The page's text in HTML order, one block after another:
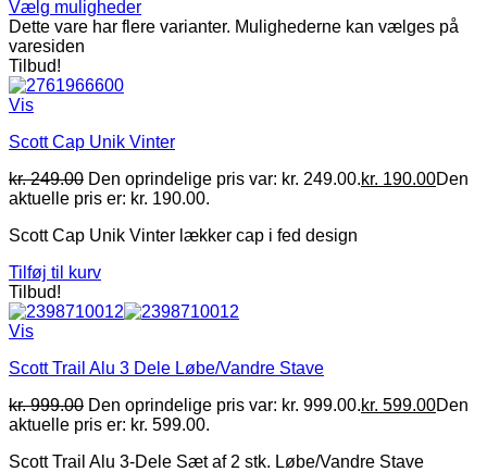
Vælg muligheder
Dette vare har flere varianter. Mulighederne kan vælges på
varesiden
Tilbud!
Vis
Scott Cap Unik Vinter
kr.249.00 Den oprindelige pris var: kr. 249.00.kr. 190.00Den
aktuelle pris er: kr. 190.00.
Scott Cap Unik Vinter lækker cap i fed design
Tilføj til kurv
Tilbud!
Vis
Scott Trail Alu 3 Dele Løbe/Vandre Stave
kr.999.00 Den oprindelige pris var: kr. 999.00.kr. 599.00Den
aktuelle pris er: kr. 599.00.
Scott Trail Alu 3-Dele Sæt af 2 stk. Løbe/Vandre Stave